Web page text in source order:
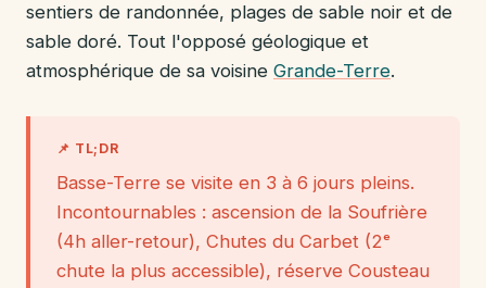
sentiers de randonnée, plages de sable noir et de
sable doré. Tout l'opposé géologique et
atmosphérique de sa voisine Grande-Terre.
📌 TL;DR
Basse-Terre se visite en 3 à 6 jours pleins.
Incontournables : ascension de la Soufrière
(4h aller-retour), Chutes du Carbet (2ᵉ
chute la plus accessible), réserve Cousteau